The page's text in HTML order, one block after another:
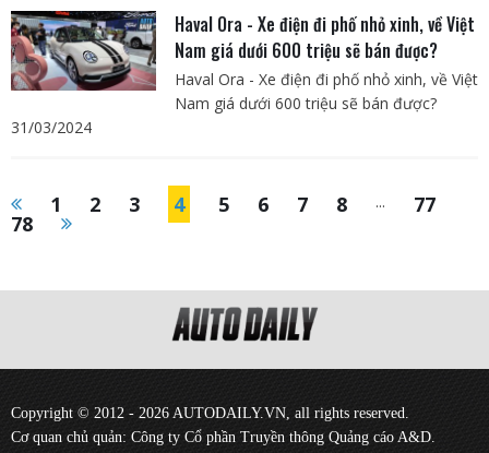
Haval Ora - Xe điện đi phố nhỏ xinh, về Việt
Nam giá dưới 600 triệu sẽ bán được?
Haval Ora - Xe điện đi phố nhỏ xinh, về Việt
Nam giá dưới 600 triệu sẽ bán được?
31/03/2024
1 2 3 4 5 6 7 8 ... 77
78
Copyright © 2012 - 2026 AUTODAILY.VN, all rights reserved.
Cơ quan chủ quản: Công ty Cổ phần Truyền thông Quảng cáo A&D.